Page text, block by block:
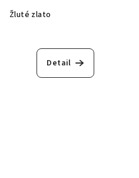
Žluté zlato
Detail